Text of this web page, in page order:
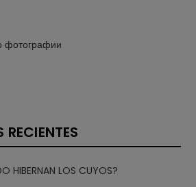
фотографии
HIBERNAN LOS CUYOS?